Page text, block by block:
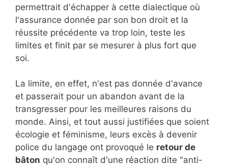
permettrait d'échapper à cette dialectique où
l'assurance donnée par son bon droit et la
réussite précédente va trop loin, teste les
limites et finit par se mesurer à plus fort que
soi.
La limite, en effet, n'est pas donnée d'avance
et passerait pour un abandon avant de la
transgresser pour les meilleures raisons du
monde. Ainsi, et tout aussi justifiées que soient
écologie et féminisme, leurs excès à devenir
police du langage ont provoqué le retour de
bâton qu'on connaît d'une réaction dite "anti-